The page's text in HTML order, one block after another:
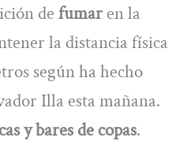
de fumar en la
la distancia física
según ha hecho
Illa esta mañana.
y bares de copas.